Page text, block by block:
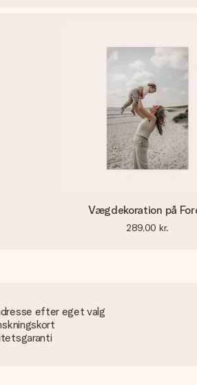
Vægdekoration på
289,00 kr.
efter eget valg